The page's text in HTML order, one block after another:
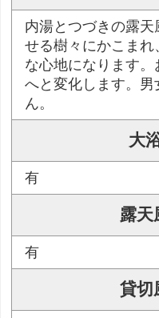
内湯とつづきの露
せる樹々にかこま
な心地になります
へと変化します。
ん。
大
有
露天
有
貸切